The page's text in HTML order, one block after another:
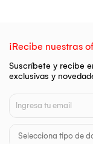
¡Recibe nuestras
Suscríbete y recibe
exclusivas y